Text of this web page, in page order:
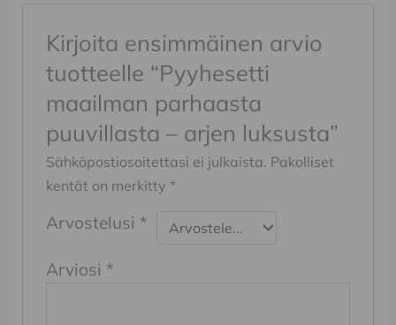
Kirjoita ensimmäinen arvio
tuotteelle “Pyyhesetti
maailman parhaasta
puuvillasta – arjen luksusta”
Sähköpostiosoitettasi ei julkaista. Pakolliset
kentät on merkitty *
Arvostelusi *
Arviosi *